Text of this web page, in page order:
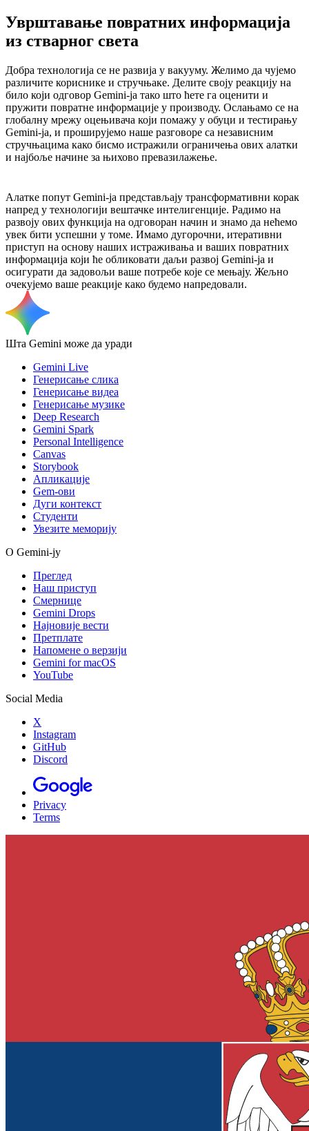
Уврштавање повратних информација
из стварног света
Добра технологија се не развија у вакууму. Желимо да чујемо
различите кориснике и стручњаке. Делите своју реакцију на
било који одговор Gemini-ја тако што ћете га оценити и
пружити повратне информације у производу. Ослањамо се на
глобалну мрежу оцењивача који помажу у обуци и тестирању
Gemini-ја, и проширујемо наше разговоре са независним
стручњацима како бисмо истражили ограничења ових алатки
и најбоље начине за њихово превазилажење.
Алатке попут Gemini-ја представљају трансформативни корак
напред у технологији вештачке интелигенције. Радимо на
развоју ових функција на одговоран начин и знамо да нећемо
увек бити успешни у томе. Имамо дугорочни, итеративни
приступ на основу наших истраживања и ваших повратних
информација који ће обликовати даљи развој Gemini-ја и
осигурати да задовољи ваше потребе које се мењају. Жељно
очекујемо ваше реакције како будемо напредовали.
Шта Gemini може да уради
Gemini Live
Генерисање слика
Генерисање видеа
Генерисање музике
Deep Research
Gemini Spark
Personal Intelligence
Canvas
Storybook
Апликације
Gem-ови
Дуги контекст
Студенти
Увезите меморију
О Gemini-ју
Преглед
Наш приступ
Смернице
Gemini Drops
Најновије вести
Претплате
Напомене о верзији
Gemini for macOS
YouTube
Social Media
X
Instagram
GitHub
Discord
Privacy
Terms